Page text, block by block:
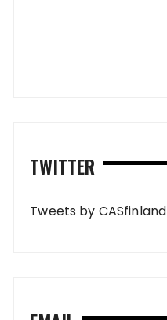
TWITTER
Tweets by CASfinland